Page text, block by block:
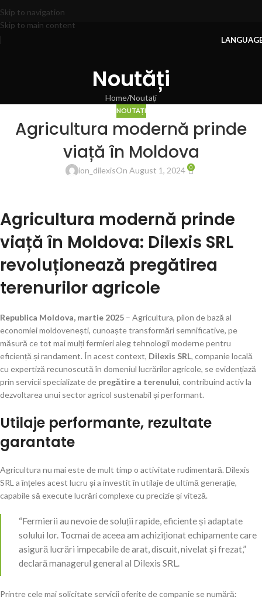
Skip to navigation
Skip to main content
Noutăți
Home Noutați
NOUTAȚI
Agricultura modernă prinde
viață în Moldova
ion_dilexisOn August 1, 2024 0
Agricultura modernă prinde
viață în Moldova: Dilexis SRL
revoluționează pregătirea
terenurilor agricole
Republica Moldova, martie 2025 – Agricultura, pilon de bază al
economiei moldovenești, cunoaște transformări semnificative, pe
măsură ce tot mai mulți fermieri aleg tehnologii moderne pentru
eficiență și randament. În acest context, Dilexis SRL, companie locală
cu expertiză recunoscută în domeniul lucrărilor agricole, se evidențiază
prin servicii specializate de pregătire a terenului, contribuind activ la
dezvoltarea unui sector agricol sustenabil și performant.
Utilaje performante, rezultate
garantate
Agricultura nu mai este de mult timp o activitate rudimentară. Dilexis
SRL a înțeles acest lucru și a investit în utilaje de ultimă generație,
capabile să execute lucrări complexe cu precizie și viteză.
“Fermierii au nevoie de soluții rapide, eficiente și adaptate
solului lor. Tocmai de aceea am achiziționat echipamente care
asigură lucrări impecabile de arat, discuit, nivelat și frezat,”
declară managerul general al Dilexis SRL.
Printre cele mai solicitate servicii oferite de companie se numără: